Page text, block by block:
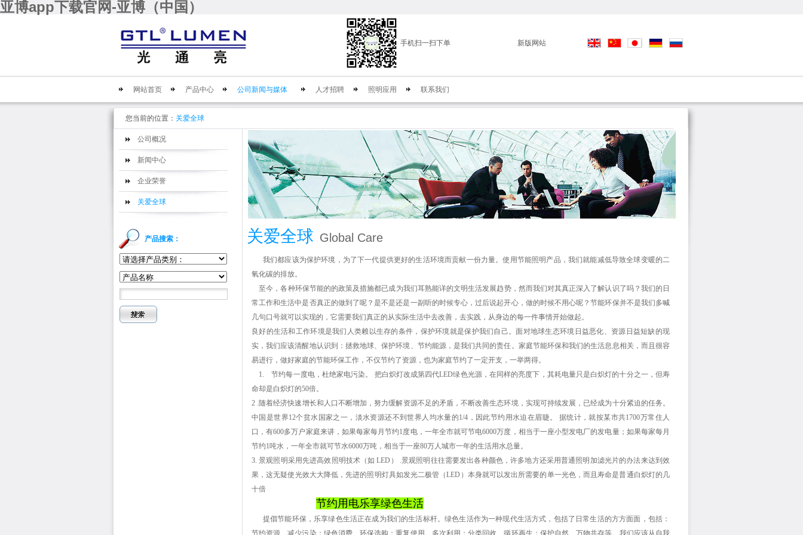
亚博app下载官网-亚博（中国）
手机扫一扫下单 新版网站
网站首页 产品中心 公司新闻与媒体 人才招聘 照明应用 联系我们
您当前的位置： 关爱全球
公司概况
新闻中心
企业荣誉
关爱全球
产品搜索： 关爱全球 Global Care
我们都应该为保护环境，为了下一代提供更好的生活环境而贡献一份力量。使用节能照明产品，我们就能减低导致全球变暖的二
氧化碳的排放。
至今，各种环保节能的的政策及措施都已成为我们耳熟能详的文明生活发展趋势，然而我们对其真正深入了解认识了吗？我们的日
常工作和生活中是否真正的做到了呢？是不是还是一副听的时候专心，过后说起开心，做的时候不用心呢？节能环保并不是我们多喊
几句口号就可以实现的，它需要我们真正的从实际生活中去改善，去实践，从身边的每一件事情开始做起。
良好的生活和工作环境是我们人类赖以生存的条件，保护环境就是保护我们自己。面对地球生态环境日益恶化、资源日益短缺的现
实，我们应该清醒地认识到：拯救地球、保护环境、节约能源，是我们共同的责任。家庭节能环保和我们的生活息息相关，而且很容
易进行，做好家庭的节能环保工作，不仅节约了资源，也为家庭节约了一定开支，一举两得。
1. 节约每一度电，杜绝家电污染。 把白炽灯改成第四代LED绿色光源，在同样的亮度下，其耗电量只是白炽灯的十分之一，但寿
命却是白炽灯的50倍。
2 .随着经济快速增长和人口不断增加，努力缓解资源不足的矛盾，不断改善生态环境，实现可持续发展，已经成为十分紧迫的任务。
中国是世界12个贫水国家之一，淡水资源还不到世界人均水量的1/4，因此节约用水迫在眉睫。 据统计，就按某市共1700万常住人
口，有600多万户家庭来讲，如果每家每月节约1度电，一年全市就可节电6000万度，相当于一座小型发电厂的发电量；如果每家每月
节约1吨水，一年全市就可节水6000万吨，相当于一座80万人城市一年的生活用水总量。
3. 景观照明采用先进高效照明技术（如 LED） .景观照明往往需要发出各种颜色，许多地方还采用普通照明加滤光片的办法来达到效
果，这无疑使光效大大降低，先进的照明灯具如发光二极管（LED）本身就可以发出所需要的单一光色，而且寿命是普通白炽灯的几
十倍
节约用电乐享绿色生活
提倡节能环保，乐享绿色生活正在成为我们的生活标杆。绿色生活作为一种现代生活方式，包括了日常生活的方方面面，包括：
节约资源、减少污染；绿色消费、环保选购；重复使用、多次利用；分类回收、循环再生；保护自然、万物共存等。我们应该从自我